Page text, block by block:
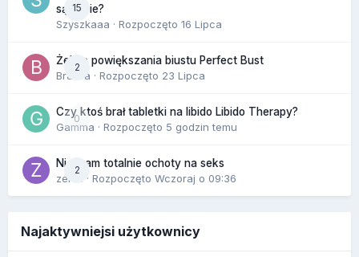
15
sądzicie?
Szyszkaaa · Rozpoczęto 16 Lipca
2
Żel do powiększania biustu Perfect Bust
Bravva · Rozpoczęto 23 Lipca
0
Czy ktoś brał tabletki na libido Libido Therapy?
Gamma · Rozpoczęto 5 godzin temu
2
Nie mam totalnie ochoty na seks
zenla
· Rozpoczęto Wczoraj o 09:36
Najaktywniejsi użytkownicy